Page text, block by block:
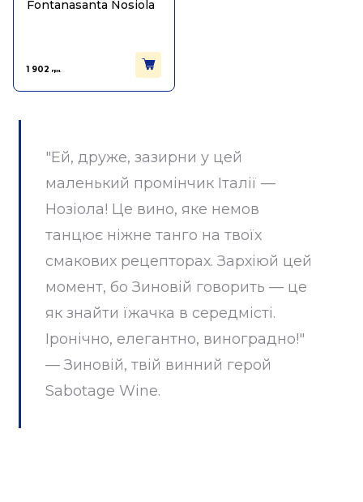
Fontanasanta Nosiola
1 902 грн.
"Ей, друже, зазирни у цей
маленький промінчик Італії —
Нозіола! Це вино, яке немов
танцює ніжне танго на твоїх
смакових рецепторах. Зархіюй цей
момент, бо Зиновій говорить — це
як знайти їжачка в середмісті.
Іронічно, елегантно, виноградно!"
— Зиновій, твій винний герой
Sabotage Wine.